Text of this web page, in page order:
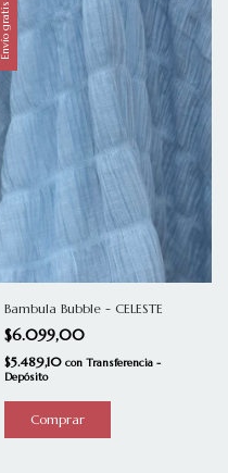
Envío gratis
Bambula Bubble - CELESTE
$6.099,00
$5.489,10 con Transferencia -
Depósito